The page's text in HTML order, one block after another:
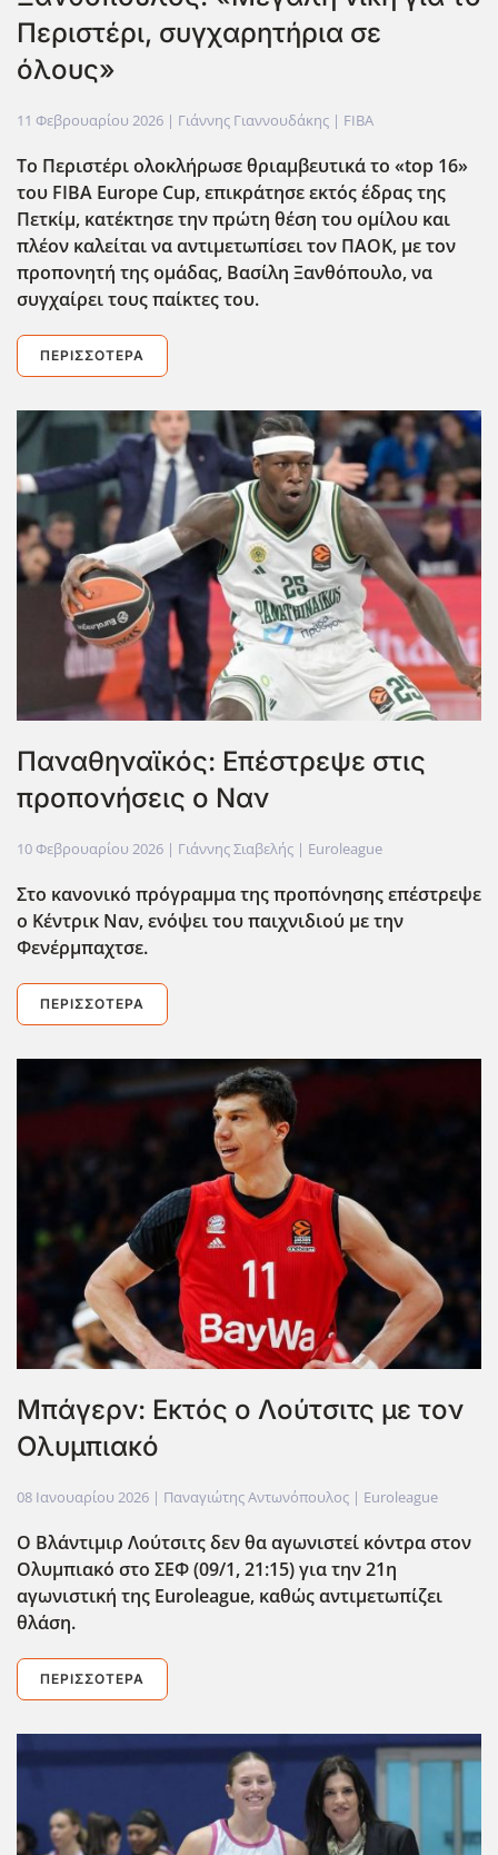
Περιστέρι, συγχαρητήρια σε
όλους»
11 Φεβρουαρίου 2026 | Γιάννης Γιαννουδάκης | FIBA
Το Περιστέρι ολοκλήρωσε θριαμβευτικά το «top 16»
του FIBA Europe Cup, επικράτησε εκτός έδρας της
Πετκίμ, κατέκτησε την πρώτη θέση του ομίλου και
πλέον καλείται να αντιμετωπίσει τον ΠΑΟΚ, με τον
προπονητή της ομάδας, Βασίλη Ξανθόπουλο, να
συγχαίρει τους παίκτες του.
ΠΕΡΙΣΣΌΤΕΡΑ
Παναθηναϊκός: Επέστρεψε στις
προπονήσεις ο Ναν
10 Φεβρουαρίου 2026 | Γιάννης Σιαβελής | Euroleague
Στο κανονικό πρόγραμμα της προπόνησης επέστρεψε
ο Κέντρικ Ναν, ενόψει του παιχνιδιού με την
Φενέρμπαχτσε.
ΠΕΡΙΣΣΌΤΕΡΑ
Μπάγερν: Εκτός ο Λούτσιτς με τον
Ολυμπιακό
08 Ιανουαρίου 2026 | Παναγιώτης Αντωνόπουλος | Euroleague
Ο Βλάντιμιρ Λούτσιτς δεν θα αγωνιστεί κόντρα στον
Ολυμπιακό στο ΣΕΦ (09/1, 21:15) για την 21η
αγωνιστική της Euroleague, καθώς αντιμετωπίζει
θλάση.
ΠΕΡΙΣΣΌΤΕΡΑ